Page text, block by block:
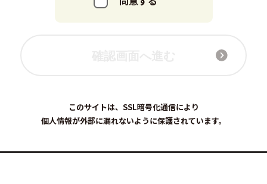
このサイトは、SSL暗号化通信により
個人情報が外部に漏れないように保護されています。